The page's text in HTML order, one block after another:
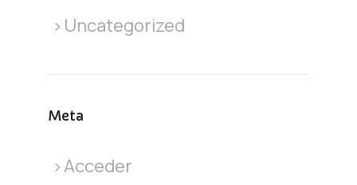
Uncategorized
Meta
Acceder